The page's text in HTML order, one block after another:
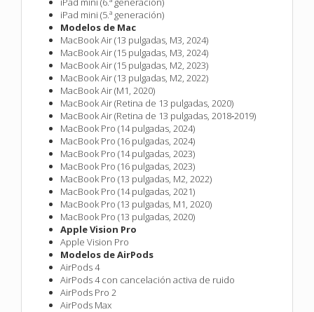
iPad mini (5.ª generación)
Modelos de Mac
MacBook Air (13 pulgadas, M3, 2024)
MacBook Air (15 pulgadas, M3, 2024)
MacBook Air (15 pulgadas, M2, 2023)
MacBook Air (13 pulgadas, M2, 2022)
MacBook Air (M1, 2020)
MacBook Air (Retina de 13 pulgadas, 2020)
MacBook Air (Retina de 13 pulgadas, 2018‑2019)
MacBook Pro (14 pulgadas, 2024)
MacBook Pro (16 pulgadas, 2024)
MacBook Pro (14 pulgadas, 2023)
MacBook Pro (16 pulgadas, 2023)
MacBook Pro (13 pulgadas, M2, 2022)
MacBook Pro (14 pulgadas, 2021)
MacBook Pro (13 pulgadas, M1, 2020)
MacBook Pro (13 pulgadas, 2020)
Apple Vision Pro
Apple Vision Pro
Modelos de AirPods
AirPods 4
AirPods 4 con cancelación activa de ruido
AirPods Pro 2
AirPods Max